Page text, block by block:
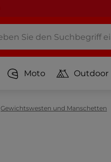
Moto Outdoor
Gewichtswesten und Manschetten